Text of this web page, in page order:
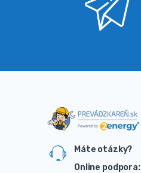
Máte otázky?
Online podpora: